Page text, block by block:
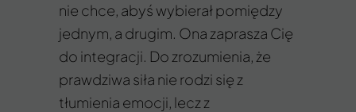
nie chce, abyś wybierał pomiędzy
jednym, a drugim. Ona zaprasza Cię
do integracji. Do zrozumienia, że
prawdziwa siła nie rodzi się z
tłumienia emocji, lecz z